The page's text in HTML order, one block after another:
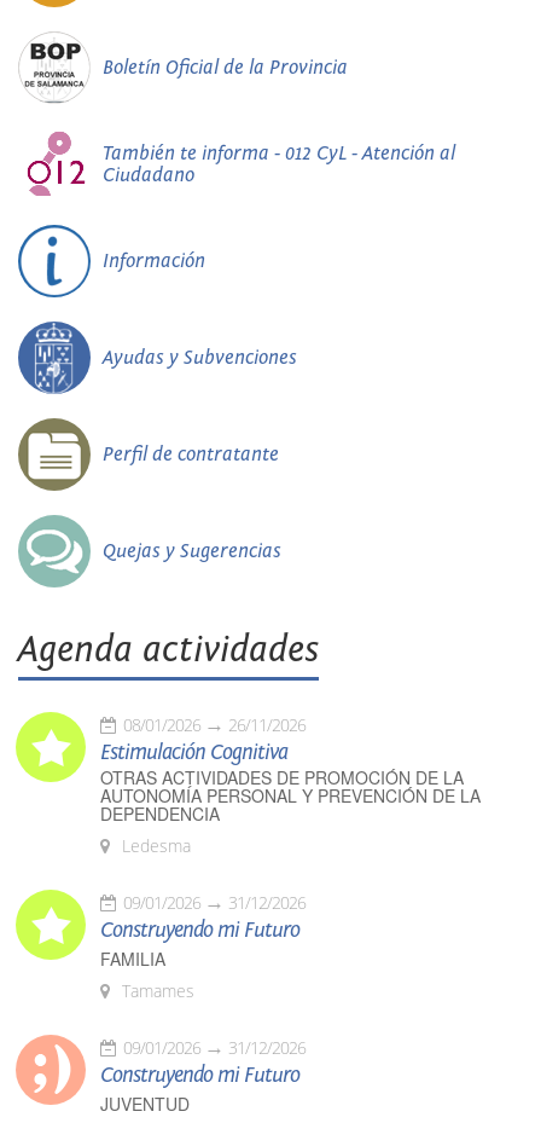
Boletín Oficial de la Provincia
También te informa - 012 CyL - Atención al
Ciudadano
Información
Ayudas y Subvenciones
Perfil de contratante
Quejas y Sugerencias
Agenda actividades
08/01/2026 26/11/2026
Estimulación Cognitiva
OTRAS ACTIVIDADES DE PROMOCIÓN DE LA
AUTONOMÍA PERSONAL Y PREVENCIÓN DE LA
DEPENDENCIA
Ledesma
09/01/2026 31/12/2026
Construyendo mi Futuro
FAMILIA
Tamames
09/01/2026 31/12/2026
Construyendo mi Futuro
JUVENTUD